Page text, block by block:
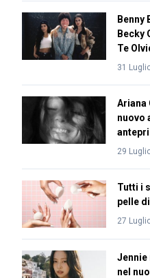
Benny
Becky
Te
31
Ariana
nuovo
29
Tutti i
pelle
27
Jennie
nel